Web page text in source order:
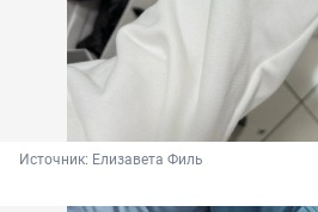
Источник: Елизавета Филь